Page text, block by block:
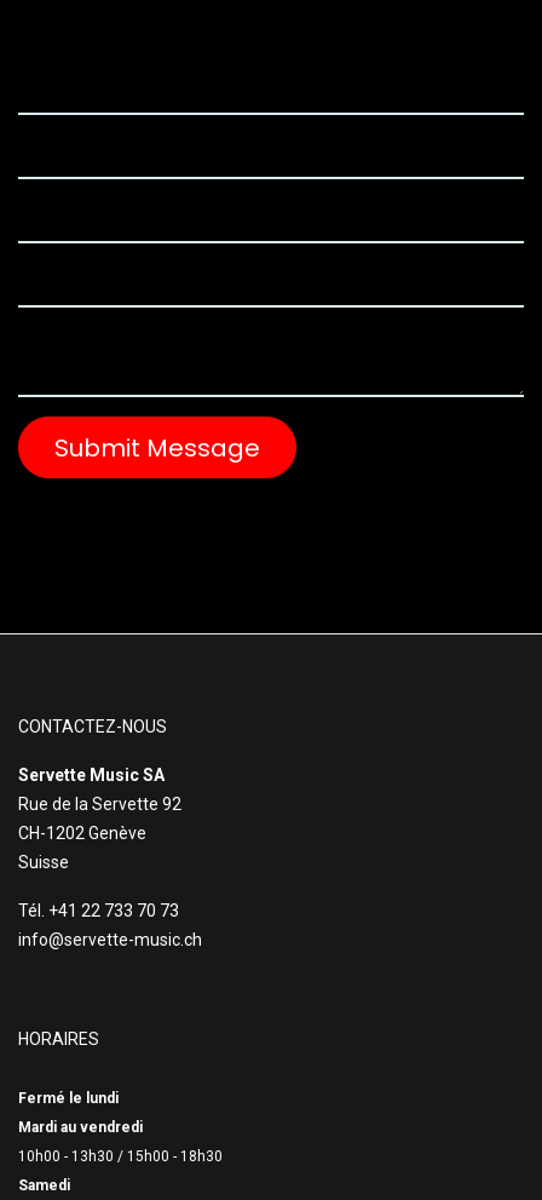
Submit Message
CONTACTEZ-NOUS
Servette Music SA
Rue de la Servette 92
CH-1202 Genève
Suisse
Tél. +41 22 733 70 73
info@servette-music.ch
HORAIRES
Fermé le lundi
Mardi au vendredi
10h00 - 13h30 / 15h00 - 18h30
Samedi